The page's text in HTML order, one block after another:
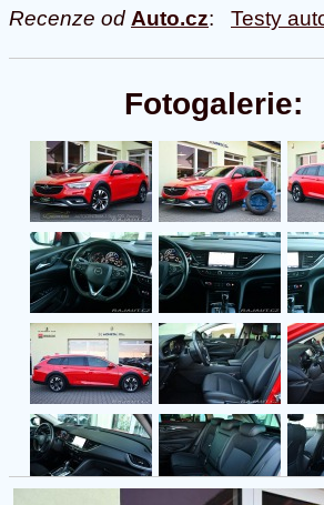
Recenze od Auto.cz: Testy
Fotogalerie: